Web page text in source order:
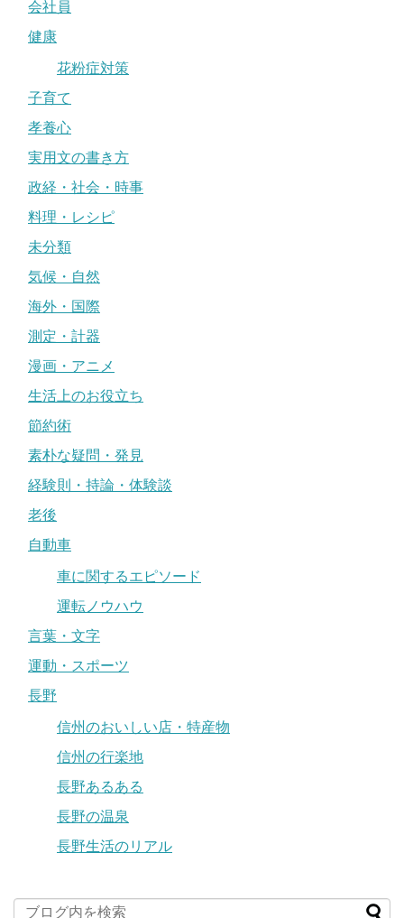
会社員
健康
花粉症対策
子育て
孝養心
実用文の書き方
政経・社会・時事
料理・レシピ
未分類
気候・自然
海外・国際
測定・計器
漫画・アニメ
生活上のお役立ち
節約術
素朴な疑問・発見
経験則・持論・体験談
老後
自動車
車に関するエピソード
運転ノウハウ
言葉・文字
運動・スポーツ
長野
信州のおいしい店・特産物
信州の行楽地
長野あるある
長野の温泉
長野生活のリアル